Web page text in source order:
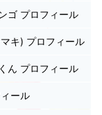
ゴ プロフィール
キ) プロフィール
ん プロフィール
ール